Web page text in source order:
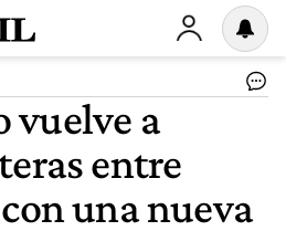
vuelve a
entre
una nueva